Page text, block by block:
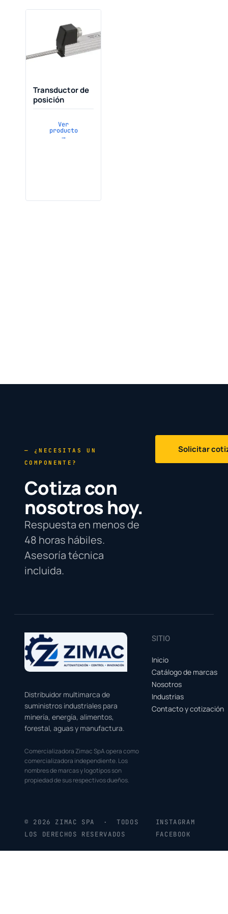
Transductor de
posición
Ver
producto
→
— ¿NECESITAS UN
COMPONENTE?
Cotiza con
nosotros hoy.
Respuesta en menos de
48 horas hábiles.
Asesoría técnica
incluida.
Solicitar
Distribuidor multimarca de
suministros industriales para
minería, energía, alimentos,
forestal, aguas y manufactura.
Comercializadora Zimac SpA opera como
comercializadora independiente. Los
nombres de marcas y logotipos son
propiedad de sus respectivos dueños.
SITIO
Inicio
Catálogo de marcas
Nosotros
Industrias
Contacto y cotización
© 2026 ZIMAC SPA · TODOS
LOS DERECHOS RESERVADOS
INSTAGRAM
FACEBOOK